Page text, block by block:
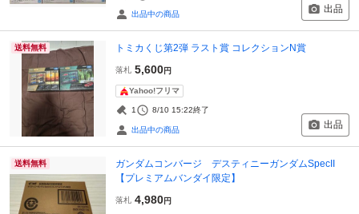
出品中の商品 出品
送料無料 トミカくじ第2弾 ラスト賞 コレクションN賞
落札 5,600円
Yahoo!フリマ
1 8/10 15:22終了
出品中の商品 出品
送料無料
ガンダムコンバージ デスティニーガンダムSpecII
【プレミアムバンダイ限定】
落札 4,980円